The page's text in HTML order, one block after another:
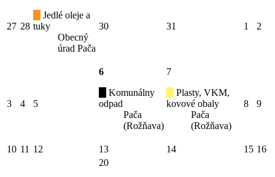
27 28
Jedlé oleje a
tuky
Obecný
úrad Pača
30 31 1 2
3 4 5
6
Komunálny
odpad
Pača
(Rožňava)
7
Plasty, VKM,
kovové obaly
Pača
(Rožňava)
8 9
10 11 12 13 14 15 16
20